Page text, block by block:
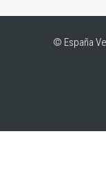
© España